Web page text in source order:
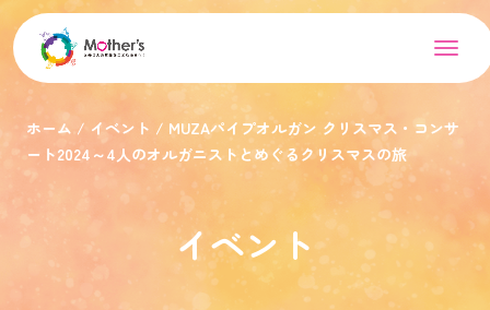
ホーム イベント
MUZAパイプオルガン クリスマス・コンサ
ート2024～4人のオルガニストとめぐるクリスマスの旅
イベント